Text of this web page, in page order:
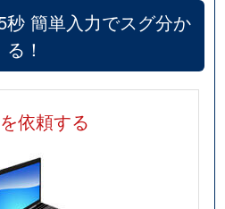
秒 簡単入力でスグ分か
る！
依頼する